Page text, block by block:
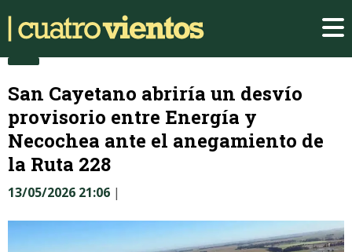
San Cayetano abriría un desvío
provisorio entre Energía y
Necochea ante el anegamiento de
la Ruta 228
13/05/2026 21:06 |